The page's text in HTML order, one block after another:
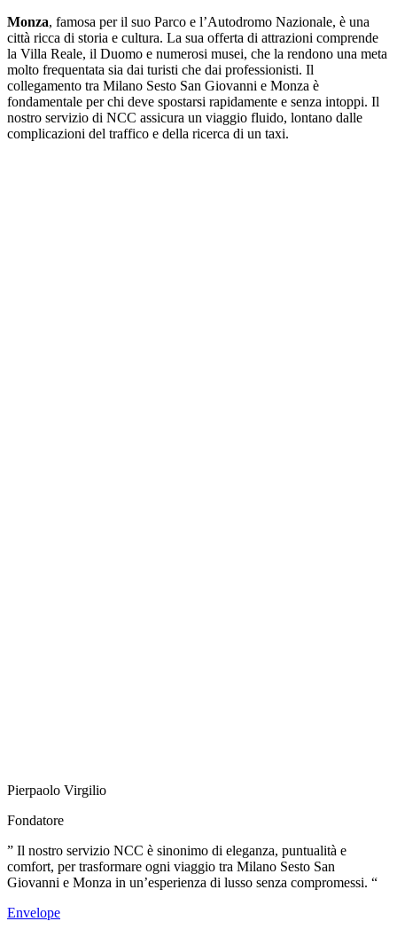
Monza, famosa per il suo Parco e l’Autodromo Nazionale, è una
città ricca di storia e cultura. La sua offerta di attrazioni comprende
la Villa Reale, il Duomo e numerosi musei, che la rendono una meta
molto frequentata sia dai turisti che dai professionisti. Il
collegamento tra Milano Sesto San Giovanni e Monza è
fondamentale per chi deve spostarsi rapidamente e senza intoppi. Il
nostro servizio di NCC assicura un viaggio fluido, lontano dalle
complicazioni del traffico e della ricerca di un taxi.
Pierpaolo Virgilio
Fondatore
” Il nostro servizio NCC è sinonimo di eleganza, puntualità e
comfort, per trasformare ogni viaggio tra Milano Sesto San
Giovanni e Monza in un’esperienza di lusso senza compromessi. “
Envelope